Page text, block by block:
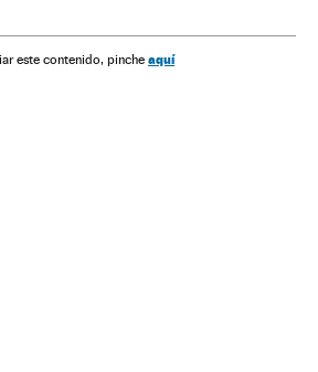
Protestos sociais Redes sociais
este contenido, pinche aquí